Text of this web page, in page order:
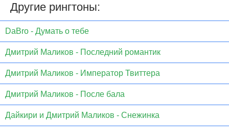
Другие рингтоны:
DaBro - Думать о тебе
Дмитрий Маликов - Последний романтик
Дмитрий Маликов - Император Твиттера
Дмитрий Маликов - После бала
Дайкири и Дмитрий Маликов - Снежинка